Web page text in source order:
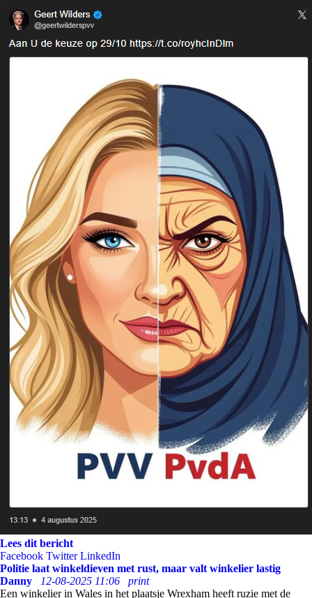
Lees dit bericht
Facebook Twitter LinkedIn
Politie laat winkeldieven met rust, maar valt winkelier lastig
Danny
12-08-2025 11:06
print
Een winkelier in Wales in het plaatsje Wrexham heeft ruzie met de